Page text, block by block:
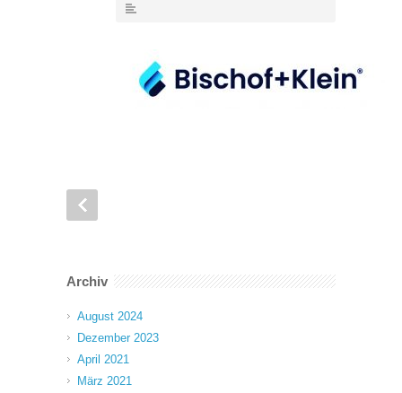
Archiv
August 2024
Dezember 2023
April 2021
März 2021